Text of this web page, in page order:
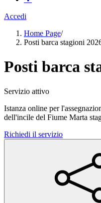
Accedi
Home Page/
Posti barca stagioni
Posti barca
Servizio attivo
Istanza online per
dell'incile del Fiume Marta
Richiedi il servizio